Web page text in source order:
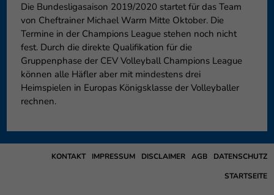
Die Bundesligasaison 2019/2020 startet für das Team
von Cheftrainer Michael Warm Mitte Oktober. Die
Termine in der Champions League stehen noch nicht
fest. Durch die direkte Qualifikation für die
Gruppenphase der CEV Volleyball Champions League
können alle Häfler aber mit mindestens drei
Heimspielen in Europas Königsklasse der Volleyballer
rechnen.
DATENSCHUTZ
AGB
DISCLAIMER
IMPRESSUM
KONTAKT
STARTSEITE